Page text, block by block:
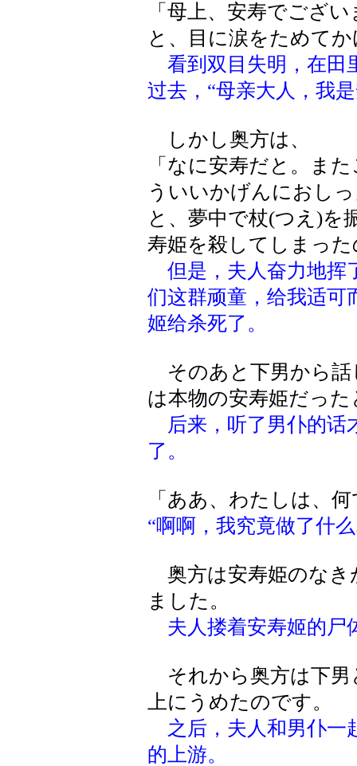
「母上、安寿でござ
と、目に涙をためて
看到双目失明，在田
过去，“母亲大人，我
しかし奥方は、
「なに安寿だと。ま
ういいかげんにおし
と、夢中で杖(つえ)を
寿姫を殺してしまっ
但是，夫人奋力地挥
们这群顽童，给我适可
姬给杀死了。
そのあと下男から話
は本物の安寿姫だっ
后来，听了男仆的话
了。
「ああ、わたしは、
“啊啊，我究竟做了什么
奥方は安寿姫のなき
ました。
夫人搂着安寿姬的尸
それから奥方は下男
上にうめたのです。
之后，夫人和男仆一
的上游。